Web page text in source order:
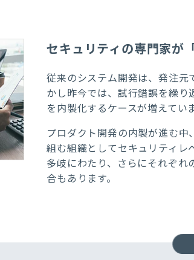
セキュリティの専門家が
従来のシステム開発は、発注
かし昨今では、試行錯誤を繰
を内製化するケースが増えていま
プロダクト開発の内製が進む
組む組織としてセキュリティレ
多岐にわたり、さらにそれぞ
合もあります。